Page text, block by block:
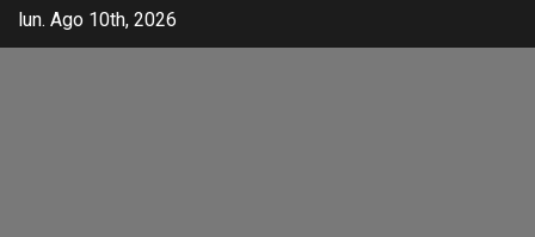
lun. Ago 10th, 2026